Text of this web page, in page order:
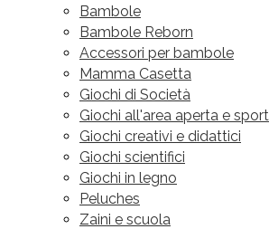
Bambole
Bambole Reborn
Accessori per bambole
Mamma Casetta
Giochi di Società
Giochi all'area aperta e sport
Giochi creativi e didattici
Giochi scientifici
Giochi in legno
Peluches
Zaini e scuola